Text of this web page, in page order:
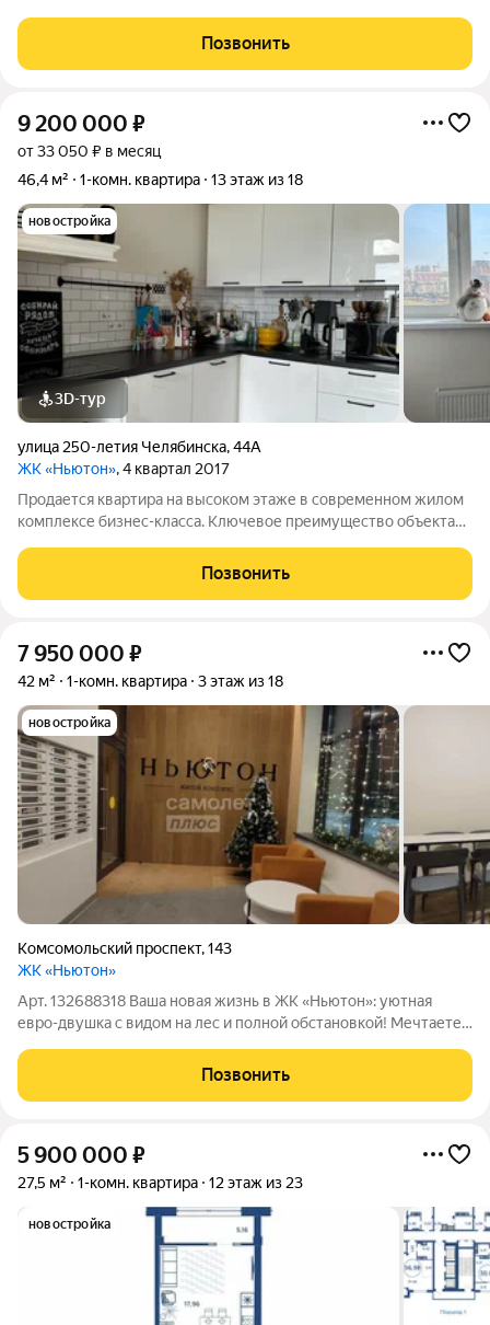
функциональная кухня с современным гарнитуром и
обеденной зоной создаёт идеальные
Позвонить
9 200 000 ₽
от 33 050 ₽ в месяц
46,4 м²
1-комн. квартира 13 этаж из 18
новостройка
3D-тур
улица 250-летия Челябинска,44А
ЖК «Ньютон», 4 квартал 2017
Продается квартира на высоком этаже в современном жилом
комплексе бизнес-класса. Ключевое преимущество объекта
свободной от застройки стороне. В квартире выполнен
качественный ремонт в
Позвонить
7 950 000 ₽
42 м² 1-комн. квартира 3 этаж из 18
новостройка
Комсомольский проспект,143
ЖК «Ньютон»
Арт. 132688318 Ваша новая жизнь в ЖК «Ньютон»: уютная
евро-двушка с видом на лес и полной обстановкой! Мечтаете
каждый день начинается с вида на зелень и свежий воздух?
Представляем вам идеальную
Позвонить
5 900 000 ₽
27,5 м² 1-комн. квартира 12 этаж из 23
новостройка